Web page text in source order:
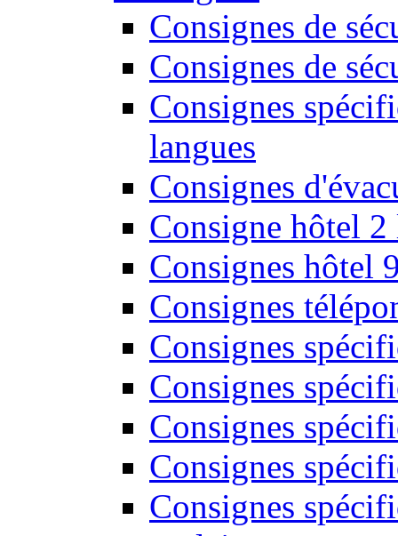
Consignes de
Consignes de
Consignes
langues
Consignes
Consigne hôtel 2
Consignes hôtel
Consignes
Consignes
Consignes
Consignes
Consignes
Consignes